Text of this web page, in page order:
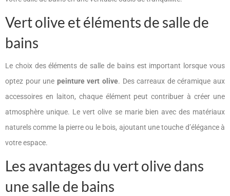
Vert olive et éléments de salle de
bains
Le choix des éléments de salle de bains est important lorsque vous
optez pour une peinture vert olive. Des carreaux de céramique aux
accessoires en laiton, chaque élément peut contribuer à créer une
atmosphère unique. Le vert olive se marie bien avec des matériaux
naturels comme la pierre ou le bois, ajoutant une touche d’élégance à
votre espace.
Les avantages du vert olive dans
une salle de bains